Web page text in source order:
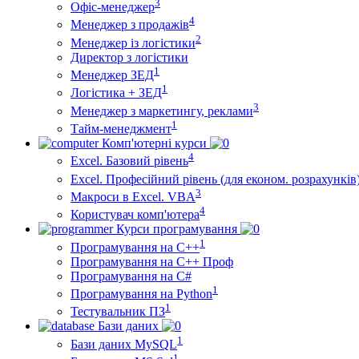
Офіс-менеджер3
Менеджер з продажів4
Менеджер із логістики2
Директор з логістики
Менеджер ЗEД1
Логістика + ЗЕД1
Менеджер з маркетингу, реклами3
Тайм-менеджмент1
Комп'ютерні курси
Excel. Базовий рівень4
Excel. Професійний рівень (для економ.
Макроси в Excel. VBA3
Користувач комп'ютера4
Курси програмування
Програмування на С++1
Програмування на С++ Проф
Програмування на C#
Програмування на Python1
Тестувальник ПЗ1
Бази даних
Бази даних MySQL1